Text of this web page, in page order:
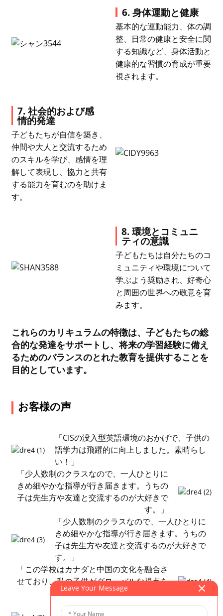
6. 身体運動と健康
基本的な運動能力、体の調
整、日常の健康と安全に関
する知識など、身体活動と
健康的な習慣の育成が重要
視されます。
7. 社会的および感
情的発達
子どもたちが自信を築き、
仲間や大人と交流するため
のスキルを学び、感情を理
解して表現し、協​​力と共有
する能力を育むのを助けま
す。
8. 環境とコミュニ
ティの意識
子どもたちは自分たちのコ
ミュニティや環境について
学ぶよう奨励され、好奇心
と周囲の世界への敬意を育
みます。
これらのカリキュラムの特徴は、子どもたちの総
合的な発達をサポートし、将来の学習経験に備え
るためのバランスのとれた教育を提供することを
目的としています。
お客様の声
「CISの没入型英語環境のおかげで、子供の
語学力は飛躍的に向上しました。素晴らし
い！」
「少人数制のクラスなので、一人ひとりに
きめ細やかな指導が行き届きます。うちの
子は先生方や友達と交流するのが大好きで
す。」
「少人数制のクラスなので、一人ひとりに
きめ細やかな指導が行き届きます。うちの
子は先生方や友達と交流するのが大好きで
す。」
「この学校はカナダと中国の文化を融合さ
せており、私の子供がグローバルな視点を
養うのに役立っています。」
「CISは学業面だけでなく、心の健康にも力
Leave Your Message